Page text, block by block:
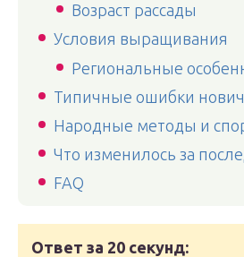
Возраст рассады
Условия выращивания
Региональные
Типичные ошибки
Народные методы и
Что изменилось за
FAQ
Ответ за 20 секунд: